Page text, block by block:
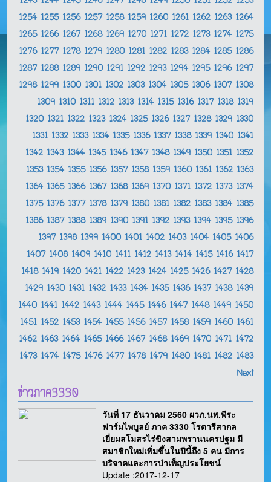
1254 1255 1256 1257 1258 1259 1260 1261 1262 1263 1264
1265 1266 1267 1268 1269 1270 1271 1272 1273 1274 1275
1276 1277 1278 1279 1280 1281 1282 1283 1284 1285 1286
1287 1288 1289 1290 1291 1292 1293 1294 1295 1296 1297
1298 1299 1300 1301 1302 1303 1304 1305 1306 1307 1308
1309 1310 1311 1312 1313 1314 1315 1316 1317 1318 1319
1320 1321 1322 1323 1324 1325 1326 1327 1328 1329 1330
1331 1332 1333 1334 1335 1336 1337 1338 1339 1340 1341
1342 1343 1344 1345 1346 1347 1348 1349 1350 1351 1352
1353 1354 1355 1356 1357 1358 1359 1360 1361 1362 1363
1364 1365 1366 1367 1368 1369 1370 1371 1372 1373 1374
1375 1376 1377 1378 1379 1380 1381 1382 1383 1384 1385
1386 1387 1388 1389 1390 1391 1392 1393 1394 1395 1396
1397 1398 1399 1400 1401 1402 1403 1404 1405 1406
1407 1408 1409 1410 1411 1412 1413 1414 1415 1416 1417
1418 1419 1420 1421 1422 1423 1424 1425 1426 1427 1428
1429 1430 1431 1432 1433 1434 1435 1436 1437 1438 1439
1440 1441 1442 1443 1444 1445 1446 1447 1448 1449 1450
1451 1452 1453 1454 1455 1456 1457 1458 1459 1460 1461
1462 1463 1464 1465 1466 1467 1468 1469 1470 1471 1472
1473 1474 1475 1476 1477 1478 1479 1480 1481 1482 1483
Next
ข่าวภาค3330
วันที่ 17 ธันวาคม 2560 ผวภ.นพ.พีระ
ฟาร์มไพบูลย์ ภาค 3330 โรตารีสากล
เยี่ยมสโมสรไร่ขิงสามพรานนครปฐม มี
สมาชิกใหม่เพิ่มขึ้นในปีนี้ถึง 5 คน มีการ
บริจาคและการบำเพ็ญประโยชน์
Update :2017-12-17